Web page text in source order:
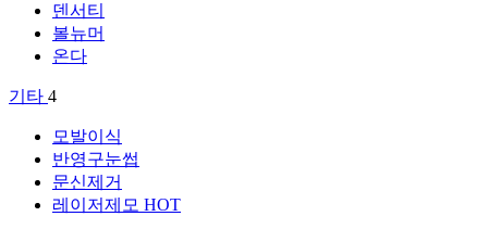
덴서티
볼뉴머
온다
기타 4
모발이식
반영구눈썹
문신제거
레이저제모 HOT